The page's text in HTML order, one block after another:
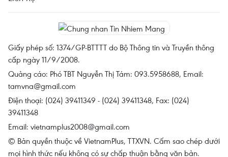
Giấy phép số: 1374/GP-BTTTT do Bộ Thông tin và Truyền thông
cấp ngày 11/9/2008.
Quảng cáo: Phó TBT Nguyễn Thị Tám: 093.5958688, Email:
tamvna@gmail.com
Điện thoại: (024) 39411349 - (024) 39411348, Fax: (024)
39411348
Email: vietnamplus2008@gmail.com
© Bản quyền thuộc về VietnamPlus, TTXVN. Cấm sao chép dưới
mọi hình thức nếu không có sự chấp thuận bằng văn bản.